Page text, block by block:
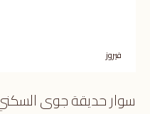
فيروز
سوار حديقة جوى السكني